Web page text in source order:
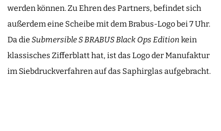
werden können. Zu Ehren des Partners, befindet sich
außerdem eine Scheibe mit dem Brabus-Logo bei 7 Uhr.
Da die Submersible S BRABUS Black Ops Edition kein
klassisches Zifferblatt hat, ist das Logo der Manufaktur
im Siebdruckverfahren auf das Saphirglas aufgebracht.